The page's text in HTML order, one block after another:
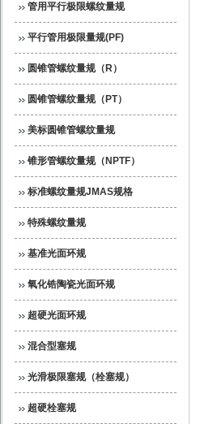
管用平行极限螺纹量规
平行管用极限量规(PF)
圆锥管螺纹量规（R）
圆锥管螺纹量规（PT）
美标圆锥管螺纹量规
锥形管螺纹量规（NPTF）
标准螺纹量规JMAS规格
特殊螺纹量规
基准光面环规
氧化锆陶瓷光面环规
超硬光面环规
混合型塞规
光滑极限塞规（栓塞规）
超硬栓塞规